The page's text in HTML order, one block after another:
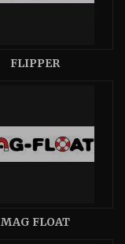
FLIPPER
MAG FLOAT